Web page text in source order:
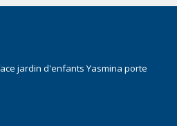
jardin d'enfants Yasmina porte